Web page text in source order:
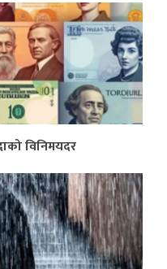
विनिमयदर